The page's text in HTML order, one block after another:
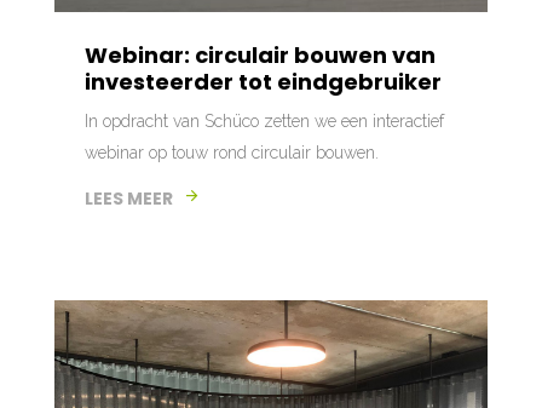
Webinar: circulair bouwen van
investeerder tot eindgebruiker
In opdracht van Schüco zetten we een interactief
webinar op touw rond circulair bouwen.
LEES MEER